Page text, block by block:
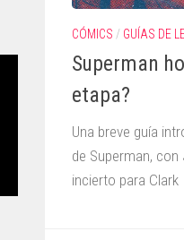
CÓMICS / GUÍAS DE
Superman
etapa?
Una breve guía
de Superman,
incierto para Clark